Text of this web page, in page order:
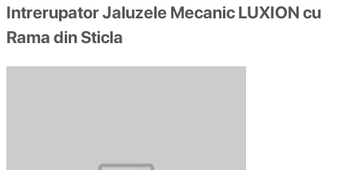
Intrerupator Jaluzele Mecanic LUXION cu
Rama din Sticla